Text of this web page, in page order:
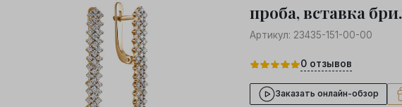
проба, вставка
Артикул: 23435-151-00-00
0 отзывов
Заказать онлайн-обзор